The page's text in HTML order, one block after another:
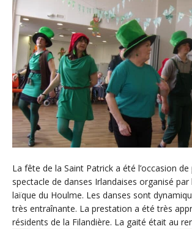
La fête de la Saint Patrick a été l’occasion
spectacle de danses Irlandaises organisé par
laïque du Houlme. Les danses sont
très entraînante. La prestation a été très
résidents de la Filandière. La gaité était au